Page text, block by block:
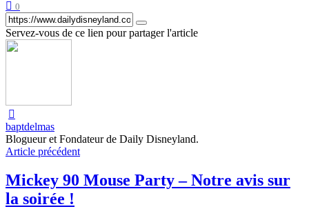
0
Servez-vous de ce lien pour partager l'article
baptdelmas
Blogueur et Fondateur de Daily Disneyland.
Article précédent
Mickey 90 Mouse Party – Notre avis sur
la soirée !